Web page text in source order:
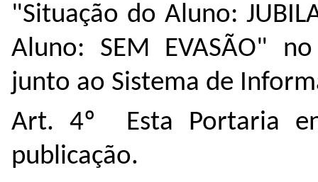
"Situação do Aluno:
Aluno: SEM EVASÃO"
junto ao Sistema de
Art. 4º Esta Portaria
publicação.